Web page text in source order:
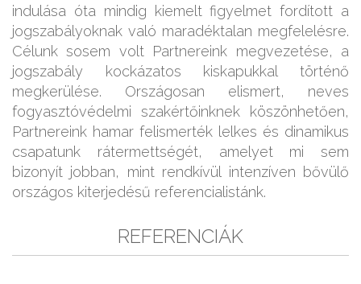
indulása óta mindig kiemelt figyelmet fordított a
jogszabályoknak való maradéktalan megfelelésre.
Célunk sosem volt Partnereink megvezetése, a
jogszabály kockázatos kiskapukkal történő
megkerülése. Országosan elismert, neves
fogyasztóvédelmi szakértőinknek köszönhetően,
Partnereink hamar felismerték lelkes és dinamikus
csapatunk rátermettségét, amelyet mi sem
bizonyít jobban, mint rendkívül intenzíven bővülő
országos kiterjedésű referencialistánk.
REFERENCIÁK